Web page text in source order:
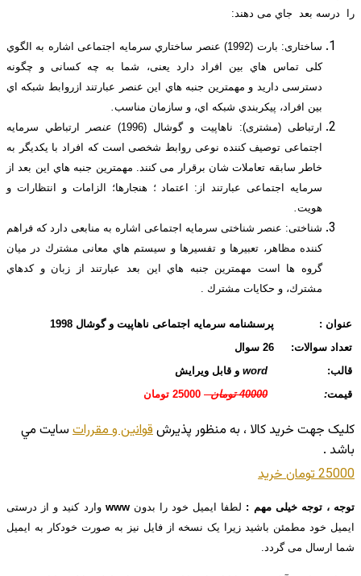
بعد جاي می دهند:
ساختاری: بارت (1992) عنصر ساختاري سرمایه اجتماعی اشاره به الگوي
کلی تماس هاي بین افراد دارد یعنی، شما به چه کسانی و چگونه
دسترسی دارید و مهمترین جنبه هاي این عنصر عبارتند ازروابط شبکه اي
بین افراد، پیکربندي شبکه اي، و سازمان مناسب.
ارتباطی (مشتری): ناهاپیت و گوشال (1996)
عنصر ارتباطي سرمایه
اجتماعی توصیف کننده نوعی روابط شخصی است که افراد با یکدیگر به
خاطر سابقه تعاملات شان برقرار می کنند. مهمترین جنبه هاي این بعد از
سرمایه اجتماعی عبارتند از: اعتماد ؛ هنجارها؛ الزامات و انتظارات و
شناختی: عنصر شناختی سرمایه اجتماعی اشاره به منابعی دارد که فراهم
کننده مظاهر، تعبیرها و تفسیرها و سیستم هاي معانی مشترك در میان
گروه ها است مهمترین جنبه هاي این بعد عبارتند از زبان و کدهاي
مشترك، و حکایات مشترك .
:
پرسشنامه سرمایه اجتماعی ناهاپیت و گوشال 1998
سوالات:
26 سوال
و قابل ویرایش
: 40000 تومان 25000 تومان
جهت خريد کالا ، به منظور پذيرشقوانين و مقرراتسايت مي
.
خريد
، توجه خیلی مهم : لطفا ایمیل خود را بدونwww
وارد کنید و از درستی
خود مطمئن باشید زیرا یک نسخه از فایل نیز به صورت خودکار به ایمیل
می گردد.